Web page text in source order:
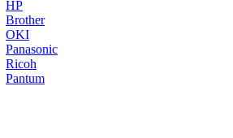
HP
Brother
OKI
Panasonic
Ricoh
Pantum